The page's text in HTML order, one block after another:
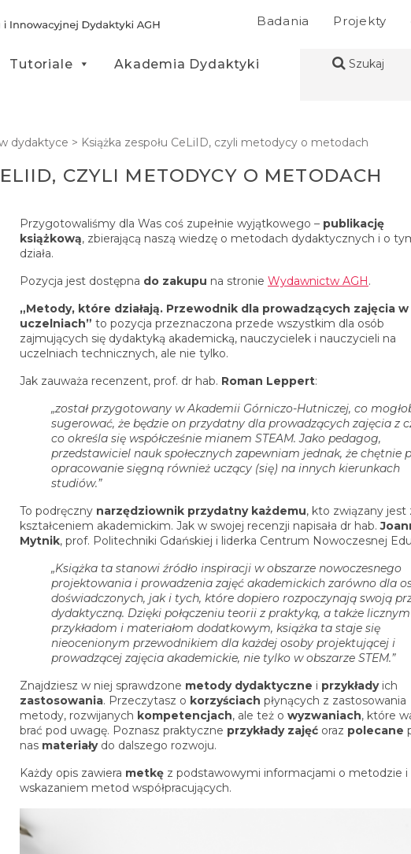
Badania Projekty
Tutoriale
Akademia Dydaktyki
Szukaj
dydaktyce > Książka zespołu CeLiID, czyli metodycy o metodach
CZYLI METODYCY O METODACH
Przygotowaliśmy dla Was coś zupełnie wyjątkowego – publikację
książkową, zbierającą naszą wiedzę o metodach dydaktycznych i o
działa.
Pozycja jest dostępna do zakupu na stronie Wydawnictw AGH .
„Metody, które działają. Przewodnik dla prowadzących zajęcia w
uczelniach” to pozycja przeznaczona przede wszystkim dla osób
zajmujących się dydaktyką akademicką, nauczycielek i nauczycieli na
uczelniach technicznych, ale nie tylko.
Jak zauważa recenzent, prof. dr hab. Roman Leppert:
„został przygotowany w Akademii Górniczo-Hutniczej, co
sugerować, że będzie on przydatny dla prowadzących zajęcia z
co określa się współcześnie mianem STEAM. Jako pedagog,
przedstawiciel nauk społecznych zapewniam jednak, że chętnie
opracowanie sięgną również uczący (się) na innych kierunkach
studiów.”
To podręczny narzędziownik przydatny każdemu, kto związany jest
kształceniem akademickim. Jak w swojej recenzji napisała dr hab.
Mytnik, prof. Politechniki Gdańskiej i liderka Centrum Nowoczesnej
„Książka ta stanowi źródło inspiracji w obszarze nowoczesnego
projektowania i prowadzenia zajęć akademickich zarówno dla
doświadczonych, jak i tych, które dopiero rozpoczynają swoją
dydaktyczną. Dzięki połączeniu teorii z praktyką, a także licznym
przykładom i materiałom dodatkowym, książka ta staje się
nieocenionym przewodnikiem dla każdej osoby projektującej i
prowadzącej zajęcia akademickie, nie tylko w obszarze STEM.”
Znajdziesz w niej sprawdzone metody dydaktyczne i przykładyich
zastosowania. Przeczytasz o korzyściach płynących z zastosowania
metody, rozwijanych kompetencjach, ale też o wyzwaniach, które
brać pod uwagę. Poznasz praktyczne przykłady zajęć oraz polecane
nas materiałydo dalszego rozwoju.
Każdy opis zawiera metkę z podstawowymi informacjami o metodzie i
wskazaniem metod współpracujących.